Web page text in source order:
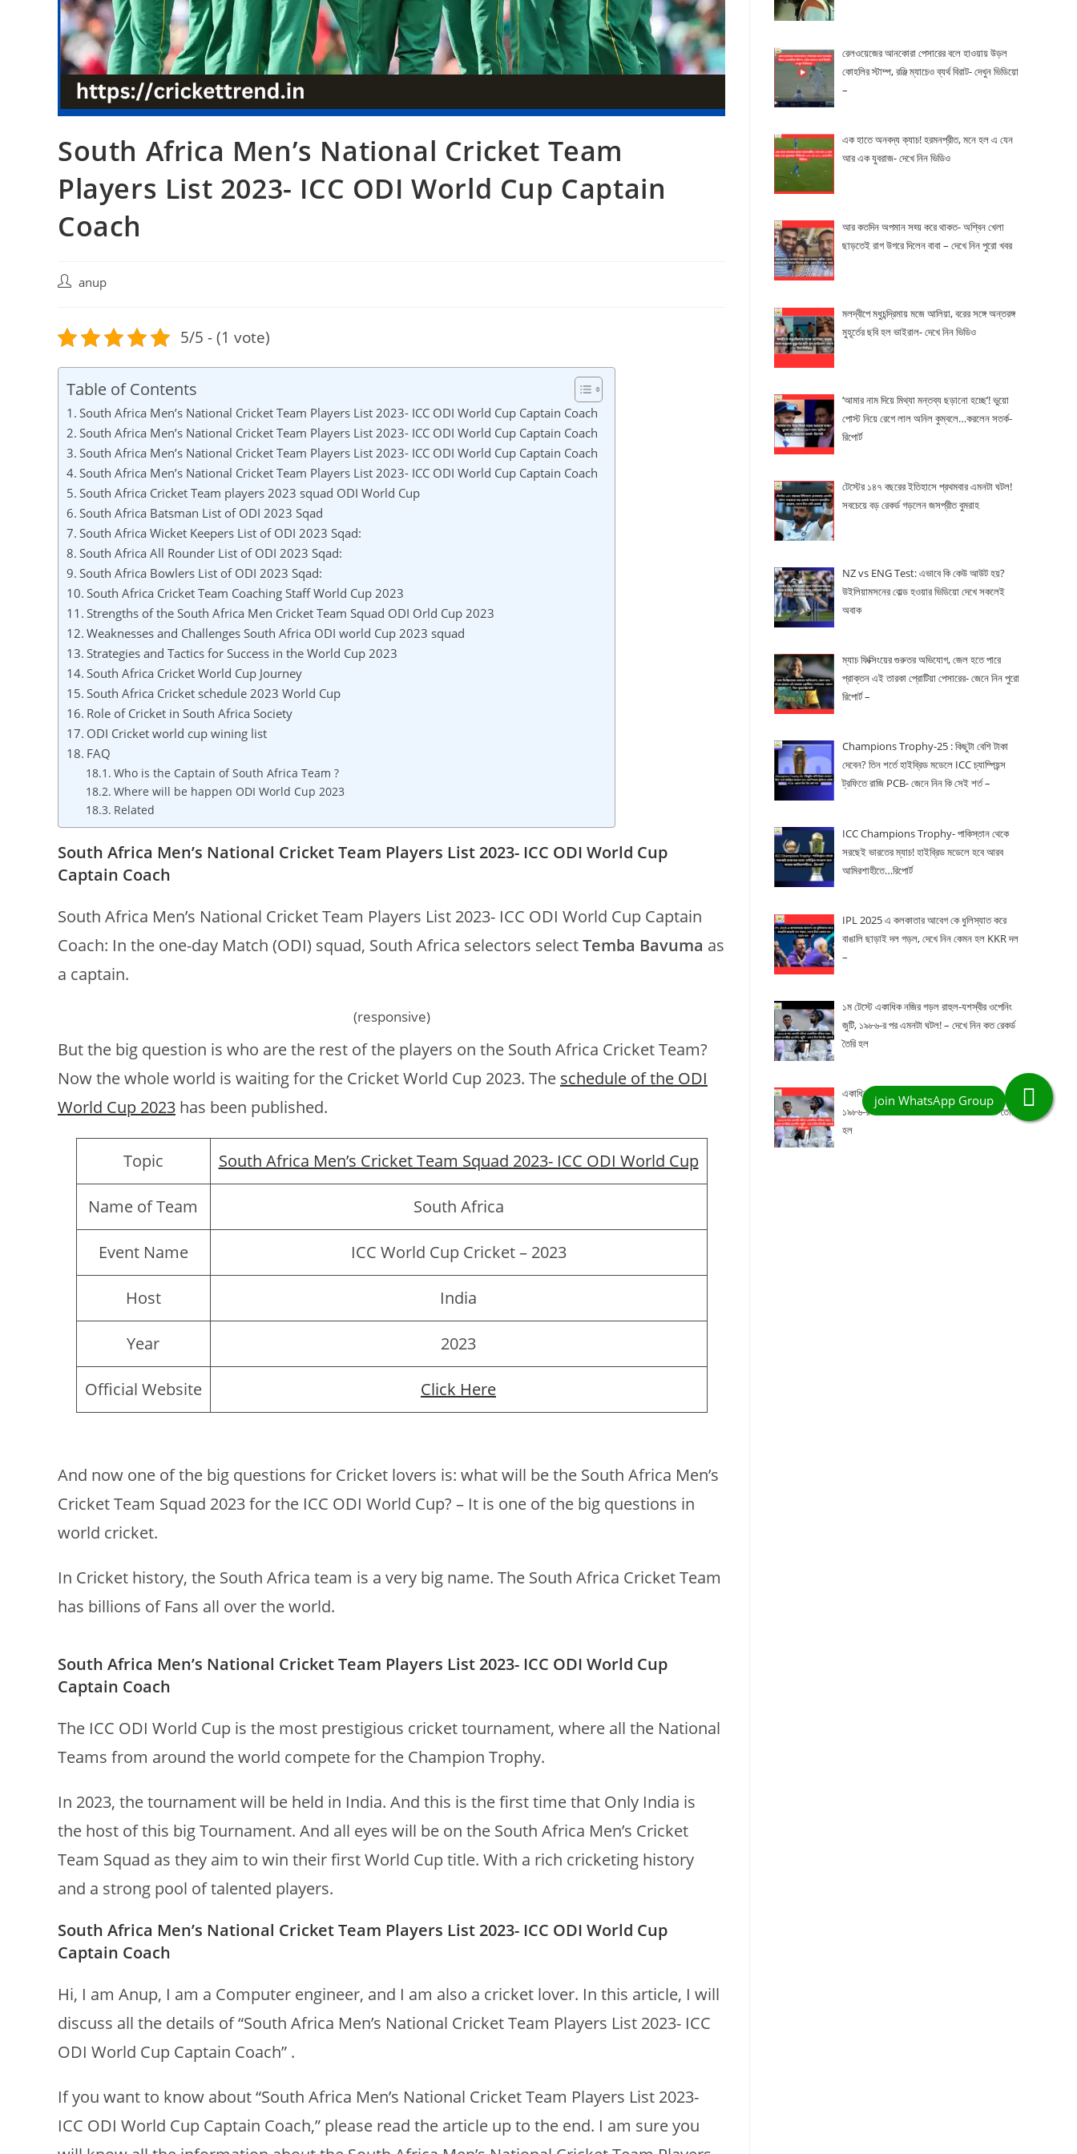
South Africa Men’s National Cricket Team
Players List 2023- ICC ODI World Cup Captain
Coach
Postanup
5/5 - (1 vote)
Table of Contents
South Africa Men’s National Cricket Team Players List 2023- ICC ODI World Cup Captain Coach
South Africa Men’s National Cricket Team Players List 2023- ICC ODI World Cup Captain Coach
South Africa Men’s National Cricket Team Players List 2023- ICC ODI World Cup Captain Coach
South Africa Men’s National Cricket Team Players List 2023- ICC ODI World Cup Captain Coach
South Africa Cricket Team players 2023 squad ODI World Cup
South Africa Batsman List of ODI 2023 Sqad
South Africa Wicket Keepers List of ODI 2023 Sqad:
South Africa All Rounder List of ODI 2023 Sqad:
South Africa Bowlers List of ODI 2023 Sqad:
South Africa Cricket Team Coaching Staff World Cup 2023
Strengths of the South Africa Men Cricket Team Squad ODI Orld Cup 2023
Weaknesses and Challenges South Africa ODI world Cup 2023 squad
Strategies and Tactics for Success in the World Cup 2023
South Africa Cricket World Cup Journey
South Africa Cricket schedule 2023 World Cup
Role of Cricket in South Africa Society
ODI Cricket world cup wining list
FAQ
Who is the Captain of South Africa Team ?
Where will be happen ODI World Cup 2023
Related
South Africa Men’s National Cricket Team Players List 2023- ICC ODI World Cup
Captain Coach
South Africa Men’s National Cricket Team Players List 2023- ICC ODI World Cup Captain
Coach: In the one-day Match (ODI) squad, South Africa selectors selectTemba Bavuma as
a captain.
(responsive)
But the big question is who are the rest of the players on the South Africa Cricket Team?
Now the whole world is waiting for the Cricket World Cup 2023. The schedule of the ODI
World Cup 2023 has been published.
Topic South Africa Men’s Cricket Team Squad 2023- ICC ODI World Cup
Name of Team South Africa
Event Name ICC World Cup Cricket – 2023
Host India
Year 2023
Official Website Click Here
And now one of the big questions for Cricket lovers is: what will be the South Africa Men’s
Cricket Team Squad 2023 for the ICC ODI World Cup? – It is one of the big questions in
world cricket.
In Cricket history, the South Africa team is a very big name. The South Africa Cricket Team
has billions of Fans all over the world.
South Africa Men’s National Cricket Team Players List 2023- ICC ODI World Cup
Captain Coach
The ICC ODI World Cup is the most prestigious cricket tournament, where all the National
Teams from around the world compete for the Champion Trophy.
In 2023, the tournament will be held in India. And this is the first time that Only India is
the host of this big Tournament. And all eyes will be on the South Africa Men’s Cricket
Team Squad as they aim to win their first World Cup title. With a rich cricketing history
and a strong pool of talented players.
South Africa Men’s National Cricket Team Players List 2023- ICC ODI World Cup
Captain Coach
Hi, I am Anup, I am a Computer engineer, and I am also a cricket lover. In this article, I will
discuss all the details of “South Africa Men’s National Cricket Team Players List 2023- ICC
ODI World Cup Captain Coach” .
If you want to know about “South Africa Men’s National Cricket Team Players List 2023-
ICC ODI World Cup Captain Coach,” please read the article up to the end. I am sure you
রেলওয়েজের আনকোরা পেসারের বলে হাওয়ায় উড়ল
কোহলির স্টাম্প, রঞ্জি ম্যাচেও ব্যর্থ বিরাট- দেখুন ভিডিয়ো
–
এক হাতে অনবদ্য ক্যাচ! হরমনপ্রীত, মনে হল এ যেন
আর এক যুবরাজ- দেখে নিন ভিডিও
আর কতদিন অপমান সহ্য় করে থাকত- অশ্বিন খেলা
ছাড়তেই রাগ উগরে দিলেন বাবা – দেখে নিন পুরো খবর
মলদ্বীপে মধুচন্দ্রিমায় মজে আলিয়া, বরের সঙ্গে অন্তরঙ্গ
মুহূর্তের ছবি হল ভাইরাল- দেখে নিন ভিডিও
‘আমার নাম দিয়ে মিথ্যা মন্তব্য ছড়ানো হচ্ছে’! ভুয়ো
পোস্ট নিয়ে রেগে লাল অনিল কুম্বলে…করলেন সতর্ক-
রিপোর্ট
টেস্টের ১৪৭ বছরের ইতিহাসে প্রথমবার এমনটা ঘটল!
সবচেয়ে বড় রেকর্ড গড়লেন জসপ্রীত বুমরাহ
NZ vs ENG Test: এভাবে কি কেউ আউট হয়?
উইলিয়ামসনের বোল্ড হওয়ার ভিডিয়ো দেখে সকলেই
অবাক
ম্যাচ ফিক্সিংয়ের গুরুতর অভিযোগ, জেল হতে পারে
প্রাক্তন এই তারকা প্রোটিয়া পেসারের- জেনে নিন পুরো
রিপোর্ট –
Champions Trophy-25 : কিছুটা বেশি টাকা
দেবেন? তিন শর্তে হাইব্রিড মডেলে ICC চ্যাম্পিয়ন্স
ট্রফিতে রাজি PCB- জেনে নিন কি সেই শর্ত –
ICC Champions Trophy- পাকিস্তান থেকে
সরছেই ভারতের ম্যাচ! হাইব্রিড মডেলে হবে আরব
আমিরশাহীতে…রিপোর্ট
IPL 2025 এ কলকাতার আবেগ কে ধুলিস্যাত করে
বাঙালি ছাড়াই দল গড়ল, দেখে নিন কেমন হল KKR দল
–
১ম টেস্টে একাধিক নজির গড়ল রাহুল-যশস্বীর ওপেনিং
জুটি, ১৯৮৬-র পর এমনটা ঘটল! – দেখে নিন কত রেকর্ড
তৈরি হল
একাধিক নজির গড়ল রাহুল-যশস্বীর ওপেনিং জুটি,
১৯৮৬-র পর এমনটা ঘটল! – দেখে নিন কত রেকর্ড তৈরি
হল